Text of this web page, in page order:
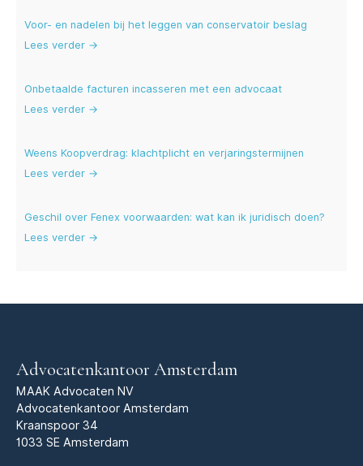
Voor- en nadelen bij het leggen van conservatoir beslag
Lees verder →
Onbetaalde facturen incasseren met een advocaat
Lees verder →
Weens Koopverdrag: klachtplicht en verjaringstermijnen
Lees verder →
Geschil over Fenex voorwaarden: wat kan ik juridisch doen?
Lees verder →
Advocatenkantoor Amsterdam
MAAK Advocaten NV
Advocatenkantoor Amsterdam
Kraanspoor 34
1033 SE Amsterdam